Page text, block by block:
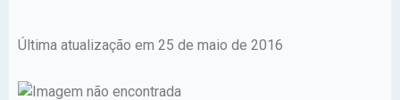
Última atualização em 25 de maio de 2016